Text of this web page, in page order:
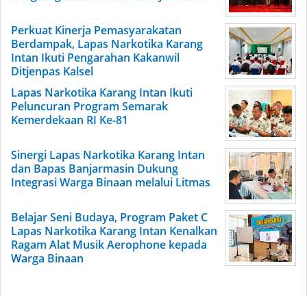
Perkuat Kinerja Pemasyarakatan
Berdampak, Lapas Narkotika Karang
Intan Ikuti Pengarahan Kakanwil
Ditjenpas Kalsel
Lapas Narkotika Karang Intan Ikuti
Peluncuran Program Semarak
Kemerdekaan RI Ke-81
Sinergi Lapas Narkotika Karang Intan
dan Bapas Banjarmasin Dukung
Integrasi Warga Binaan melalui Litmas
Belajar Seni Budaya, Program Paket C
Lapas Narkotika Karang Intan Kenalkan
Ragam Alat Musik Aerophone kepada
Warga Binaan